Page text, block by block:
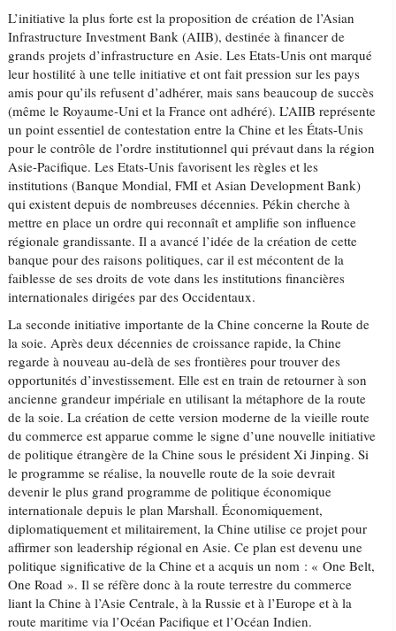
L’initiative la plus forte est la proposition de création de l’Asian
Infrastructure Investment Bank (AIIB), destinée à financer de
grands projets d’infrastructure en Asie. Les Etats-Unis ont marqué
leur hostilité à une telle initiative et ont fait pression sur les pays
amis pour qu’ils refusent d’adhérer, mais sans beaucoup de succès
(même le Royaume-Uni et la France ont adhéré). L’AIIB représente
un point essentiel de contestation entre la Chine et les États-Unis
pour le contrôle de l’ordre institutionnel qui prévaut dans la région
Asie-Pacifique. Les Etats-Unis favorisent les règles et les
institutions (Banque Mondial, FMI et Asian Development Bank)
qui existent depuis de nombreuses décennies. Pékin cherche à
mettre en place un ordre qui reconnaît et amplifie son influence
régionale grandissante. Il a avancé l’idée de la création de cette
banque pour des raisons politiques, car il est mécontent de la
faiblesse de ses droits de vote dans les institutions financières
internationales dirigées par des Occidentaux.
La seconde initiative importante de la Chine concerne la Route de
la soie. Après deux décennies de croissance rapide, la Chine
regarde à nouveau au-delà de ses frontières pour trouver des
opportunités d’investissement. Elle est en train de retourner à son
ancienne grandeur impériale en utilisant la métaphore de la route
de la soie. La création de cette version moderne de la vieille route
du commerce est apparue comme le signe d’une nouvelle initiative
de politique étrangère de la Chine sous le président Xi Jinping. Si
le programme se réalise, la nouvelle route de la soie devrait
devenir le plus grand programme de politique économique
internationale depuis le plan Marshall. Économiquement,
diplomatiquement et militairement, la Chine utilise ce projet pour
affirmer son leadership régional en Asie. Ce plan est devenu une
politique significative de la Chine et a acquis un nom : « One Belt,
One Road ». Il se réfère donc à la route terrestre du commerce
liant la Chine à l’Asie Centrale, à la Russie et à l’Europe et à la
route maritime via l’Océan Pacifique et l’Océan Indien.